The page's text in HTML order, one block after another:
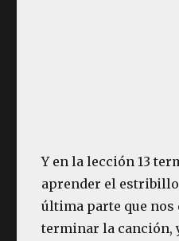
Y en la lección 13
aprender el
última parte que nos
terminar la canción,